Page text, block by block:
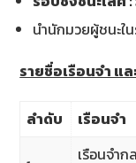
นำนักมวยผู้ชนะใ
รายชื่อเรือนจำ แ
ลำดับ เรือนจำ
เรือนจำก